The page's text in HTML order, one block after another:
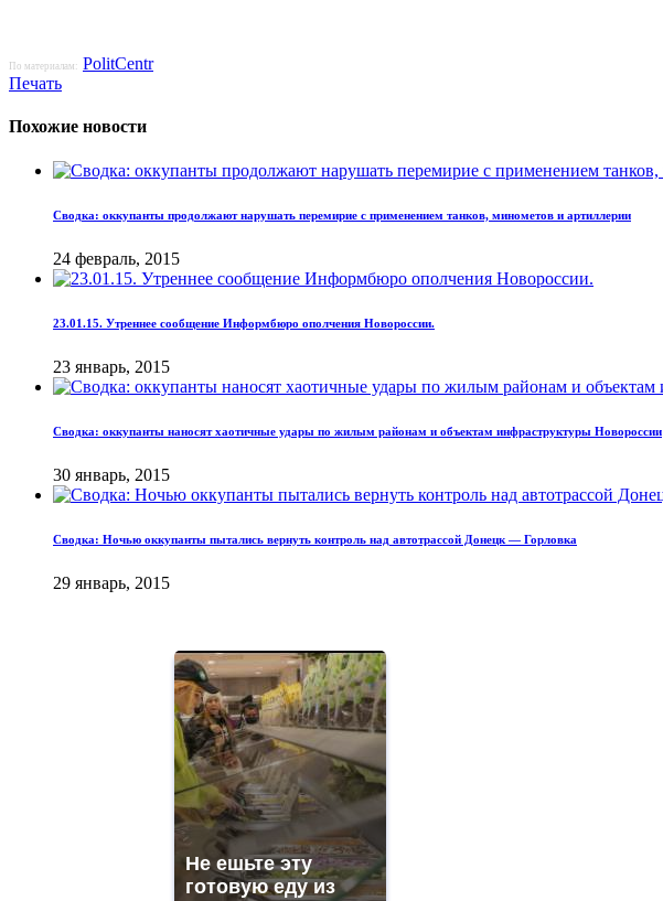
По материалам: PolitCentr
Печать
Похожие новости
Сводка: оккупанты продолжают нарушать перемирие с применением танков, минометов и артиллерии
24 февраль, 2015
23.01.15. Утреннее сообщение Информбюро ополчения Новороссии.
23 январь, 2015
Сводка: оккупанты наносят хаотичные удары по жилым районам и объектам инфраструктуры Новороссии
30 январь, 2015
Сводка: Ночью оккупанты пытались вернуть контроль над автотрассой Донецк — Горловка
29 январь, 2015
Не ешьте эту
готовую еду из